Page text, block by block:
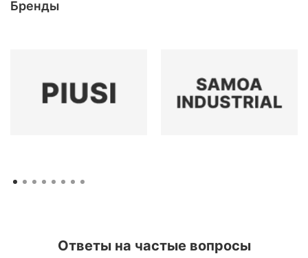
Бренды
Ответы на частые вопросы